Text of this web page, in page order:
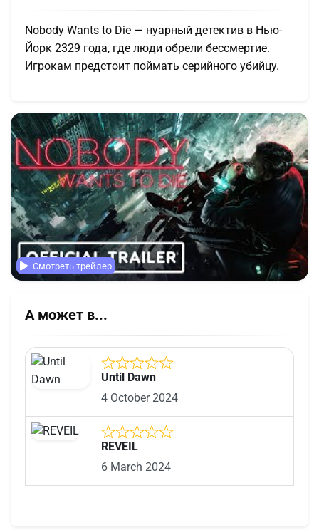
Nobody Wants to Die — нуарный детектив в Нью-
Йорк 2329 года, где люди обрели бессмертие.
Игрокам предстоит поймать серийного убийцу.
Смотреть трейлер
А может в...
Until Dawn
4 October 2024
REVEIL
6 March 2024